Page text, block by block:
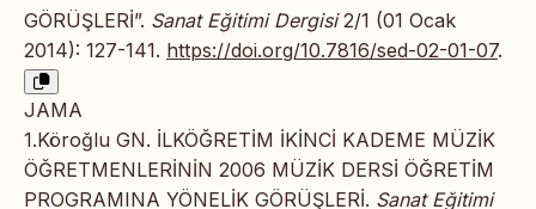
GÖRÜŞLERİ”. Sanat Eğitimi Dergisi2/1 (01 Ocak
2014): 127-141. https://doi.org/10.7816/sed-02-01-07.
JAMA
1.Köroğlu GN. İLKÖĞRETİM İKİNCİ KADEME MÜZİK
ÖĞRETMENLERİNİN 2006 MÜZİK DERSİ ÖĞRETİM
PROGRAMINA YÖNELİK GÖRÜŞLERİ. Sanat Eğitimi